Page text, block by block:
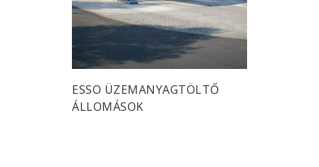
ESSO ÜZEMANYAGTÖLTŐ
ÁLLOMÁSOK